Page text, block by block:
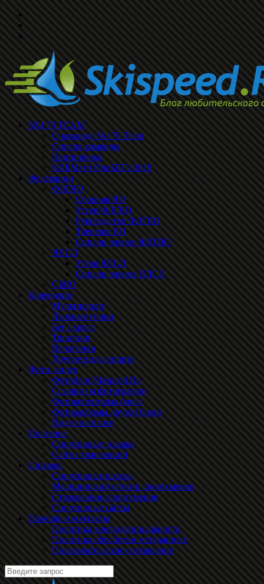
SKI 76 TEAM
О команде Ski 76 Team
Список команды
Экипировка
КЛБМатч ПроБЕГа 2019
Федерации
ФЛГЯО
Сборная ЯО
Устав ФЛГЯО
Руководство ФЛГЯО
Тренеры ЯО
Список членов ФЛГЯО
ЯЛСЛ
Устав ЯЛСЛ
Список членов ЯЛСЛ
СБЯО
Календари
Мультиспорт
Лыжные гонки
Бег / кросс
Триатлон
Велогонки
Другие виды спорта
Фото, видео
Фотоблог Skispeed.Ru
Ссылки на фотографии
Фоторепортажы блога
Фотоальбомы друзей блога
Видео на блоге
Полезное
Спортивные товары
Сайты трансляций
Справка
Спортивные школы
Медицинский осмотр спортсменов
Страхование спортсменов
Спортивные сайты
Помощь и контакты
Политика конфиденциальности
Политика обработки метаданных
Пользовательское соглашение